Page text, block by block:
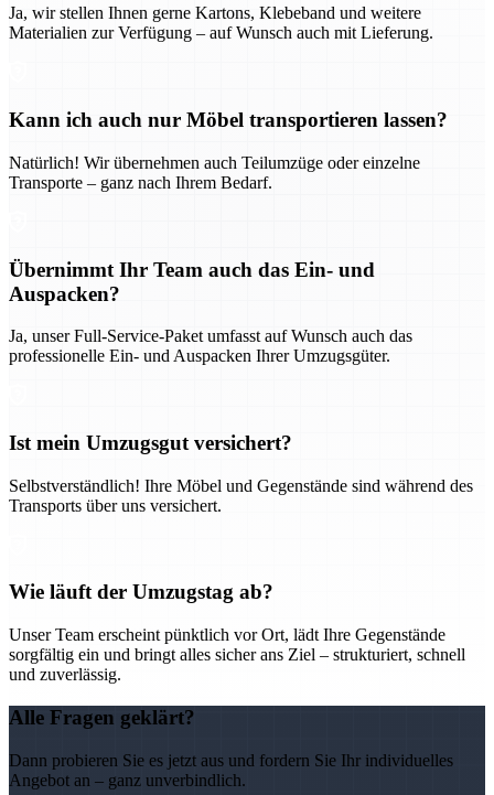
Ja, wir stellen Ihnen gerne Kartons, Klebeband und weitere
Materialien zur Verfügung – auf Wunsch auch mit Lieferung.
Kann ich auch nur Möbel transportieren lassen?
Natürlich! Wir übernehmen auch Teilumzüge oder einzelne
Transporte – ganz nach Ihrem Bedarf.
Übernimmt Ihr Team auch das Ein- und
Auspacken?
Ja, unser Full-Service-Paket umfasst auf Wunsch auch das
professionelle Ein- und Auspacken Ihrer Umzugsgüter.
Ist mein Umzugsgut versichert?
Selbstverständlich! Ihre Möbel und Gegenstände sind während des
Transports über uns versichert.
Wie läuft der Umzugstag ab?
Unser Team erscheint pünktlich vor Ort, lädt Ihre Gegenstände
sorgfältig ein und bringt alles sicher ans Ziel – strukturiert, schnell
und zuverlässig.
Alle Fragen geklärt?
Dann probieren Sie es jetzt aus und fordern Sie Ihr individuelles
Angebot an – ganz unverbindlich.